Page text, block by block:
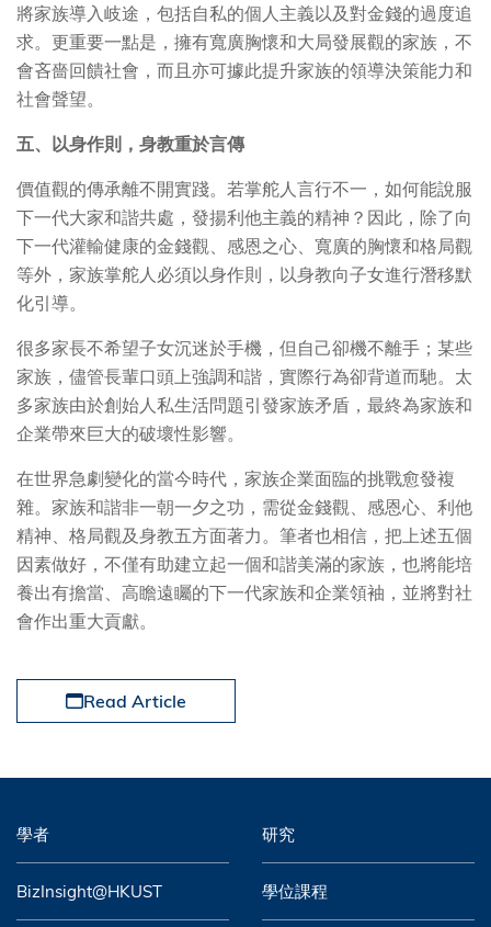
將家族導入岐途，包括自私的個人主義以及對金錢的過度追
求。更重要一點是，擁有寬廣胸懷和大局發展觀的家族，不
會吝嗇回饋社會，而且亦可據此提升家族的領導決策能力和
社會聲望。
五、以身作則，身教重於言傳
價值觀的傳承離不開實踐。若掌舵人言行不一，如何能說服
下一代大家和諧共處，發揚利他主義的精神？因此，除了向
下一代灌輸健康的金錢觀、感恩之心、寬廣的胸懷和格局觀
等外，家族掌舵人必須以身作則，以身教向子女進行潛移默
化引導。
很多家長不希望子女沉迷於手機，但自己卻機不離手；某些
家族，儘管長輩口頭上強調和諧，實際行為卻背道而馳。太
多家族由於創始人私生活問題引發家族矛盾，最終為家族和
企業帶來巨大的破壞性影響。
在世界急劇變化的當今時代，家族企業面臨的挑戰愈發複
雜。家族和諧非一朝一夕之功，需從金錢觀、感恩心、利他
精神、格局觀及身教五方面著力。筆者也相信，把上述五個
因素做好，不僅有助建立起一個和諧美滿的家族，也將能培
養出有擔當、高瞻遠矚的下一代家族和企業領袖，並將對社
會作出重大貢獻。
Read Article
學者 研究
BizInsight@HKUST 學位課程